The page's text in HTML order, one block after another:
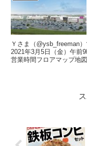
Ｙさま（@ysb_freeman）です。 「イオンモール新
2021年3月5日（金）午前9時
営業時間フロアマップ地図な